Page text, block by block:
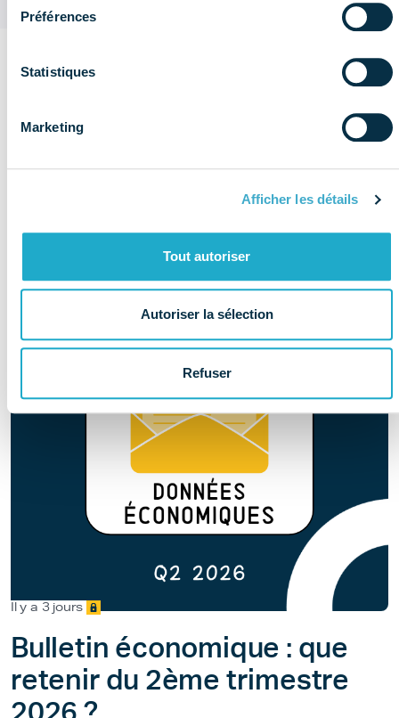
Préférences
Statistiques
Marketing
Afficher les détails
Tout autoriser
Autoriser la sélection
Refuser
Sur le même
thème
Réglementation
& éthique
Voir plus de
Il y a 3 jours
Bulletin économique : que
retenir du 2ème trimestre
2026 ?